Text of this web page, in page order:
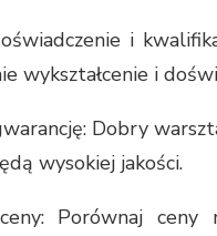
i
wykształcenie i
Dobry
wysokiej jakości.
Porównaj